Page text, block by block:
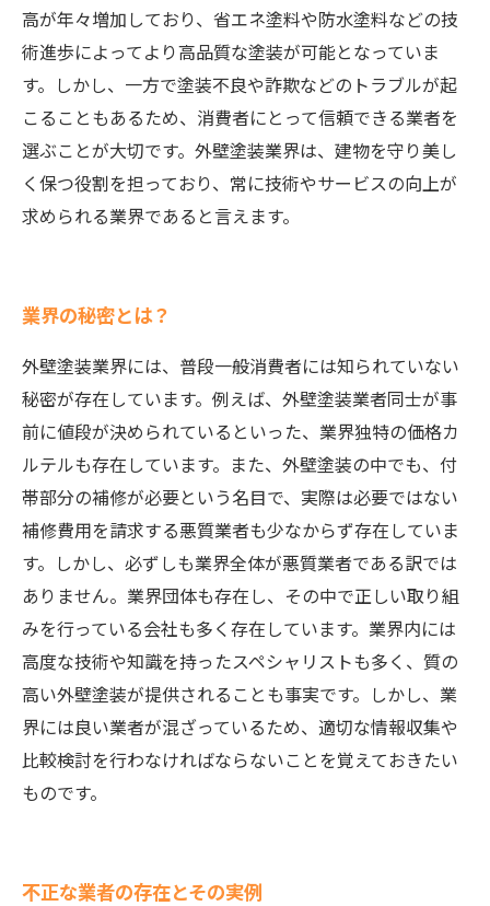
高が年々増加しており、省エネ塗料や防水塗料などの技
術進歩によってより高品質な塗装が可能となっていま
す。しかし、一方で塗装不良や詐欺などのトラブルが起
こることもあるため、消費者にとって信頼できる業者を
選ぶことが大切です。外壁塗装業界は、建物を守り美し
く保つ役割を担っており、常に技術やサービスの向上が
求められる業界であると言えます。
業界の秘密とは？
外壁塗装業界には、普段一般消費者には知られていない
秘密が存在しています。例えば、外壁塗装業者同士が事
前に値段が決められているといった、業界独特の価格カ
ルテルも存在しています。また、外壁塗装の中でも、付
帯部分の補修が必要という名目で、実際は必要ではない
補修費用を請求する悪質業者も少なからず存在していま
す。しかし、必ずしも業界全体が悪質業者である訳では
ありません。業界団体も存在し、その中で正しい取り組
みを行っている会社も多く存在しています。業界内には
高度な技術や知識を持ったスペシャリストも多く、質の
高い外壁塗装が提供されることも事実です。しかし、業
界には良い業者が混ざっているため、適切な情報収集や
比較検討を行わなければならないことを覚えておきたい
ものです。
不正な業者の存在とその実例